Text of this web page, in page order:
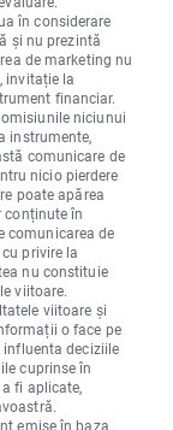
în considerare
și nu prezintă
de marketing nu
invitație la
financiar.
niciunui
instrumente,
comunicare de
nicio pierdere
poate apărea
conținute în
comunicarea de
privire la
nu constituie
viitoare.
viitoare și
o face pe
deciziile
cuprinse în
fi aplicate,
emise în baza